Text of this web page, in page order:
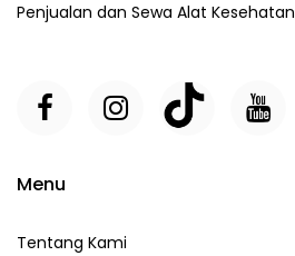
Penjualan dan Sewa Alat Kesehatan
Menu
Tentang Kami